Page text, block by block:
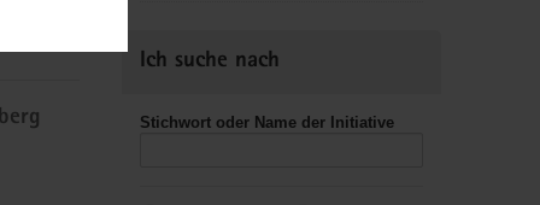
Ich suche nach
Stichwort oder Name der Initiative